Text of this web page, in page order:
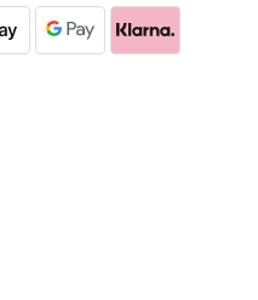
dans le sac et confortable pour
dans l'herbe ou sur les rochers.